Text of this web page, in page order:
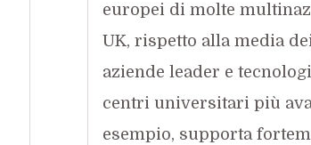
europei di molte
UK, rispetto alla media
aziende leader e
centri universitari più
esempio, supporta